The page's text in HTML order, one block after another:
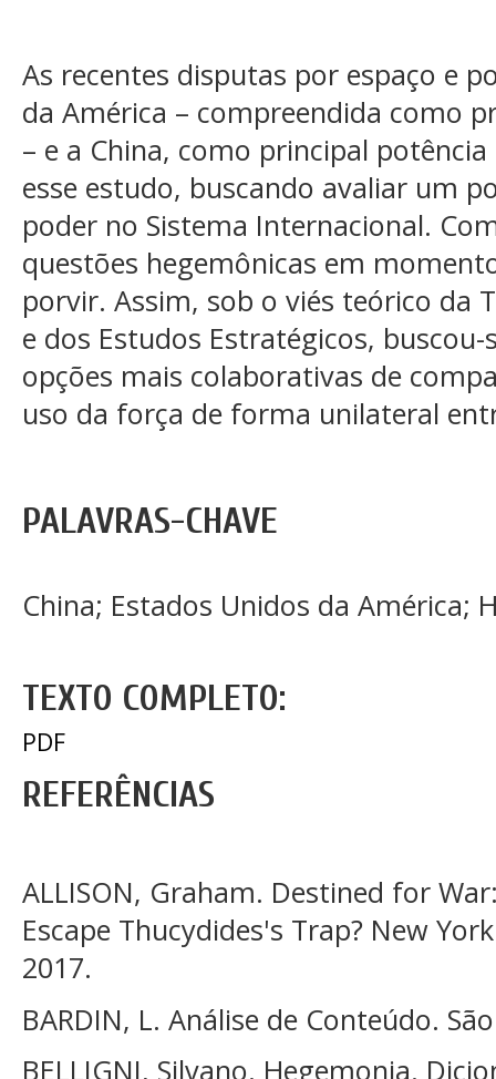
As recentes disputas por espaço e
da América – compreendida como
– e a China, como principal
esse estudo, buscando avaliar um
poder no Sistema Internacional.
questões hegemônicas em
porvir. Assim, sob o viés teórico da
e dos Estudos Estratégicos,
opções mais colaborativas de
uso da força de forma unilateral
PALAVRAS-CHAVE
China; Estados Unidos da América;
TEXTO COMPLETO:
PDF
REFERÊNCIAS
ALLISON, Graham. Destined for
Escape Thucydides's Trap? New
2017.
BARDIN, L. Análise de Conteúdo.
BELLIGNI, Silvano. Hegemonia.